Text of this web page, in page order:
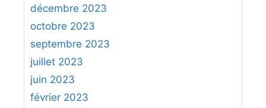
décembre 2023
octobre 2023
septembre 2023
juillet 2023
juin 2023
février 2023